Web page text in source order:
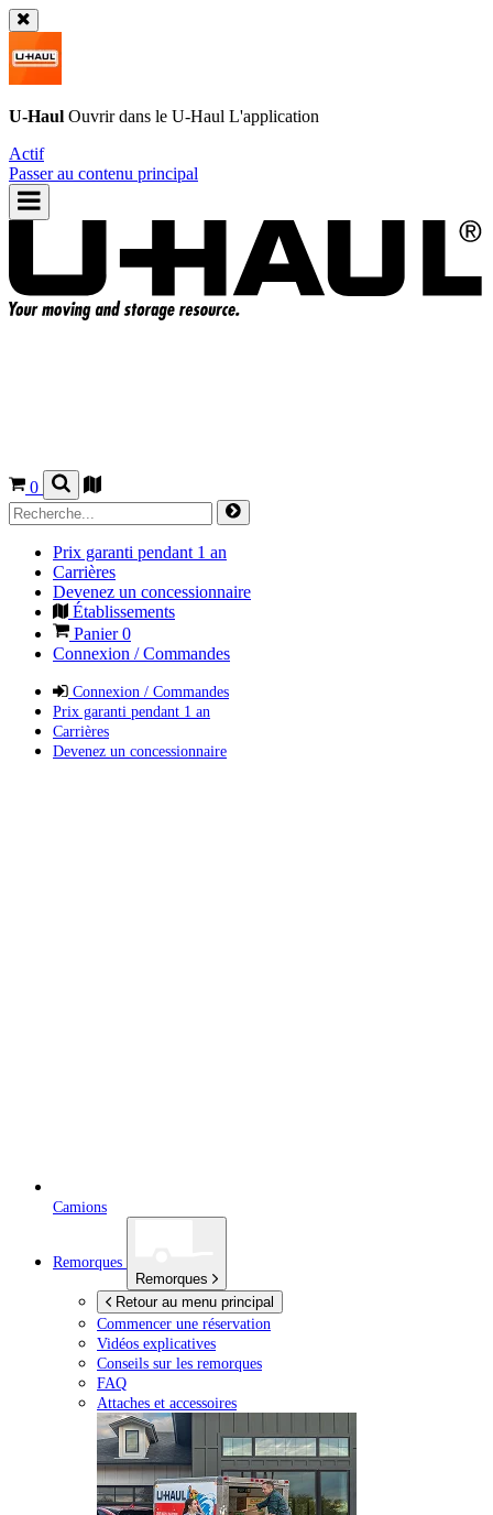
U-Haul Ouvrir dans le U-Haul L'application
Actif
Passer au contenu principal
0
Prix garanti pendant 1 an
Carrières
Devenez un concessionnaire
Établissements
Panier0
Connexion / Commandes
Connexion / Commandes
Prix garanti pendant 1 an
Carrières
Devenez un concessionnaire
Camions
Remorques
Remorques
Retour au menu principal
Commencer une réservation
Vidéos explicatives
Conseils sur les remorques
FAQ
Attaches et accessoires